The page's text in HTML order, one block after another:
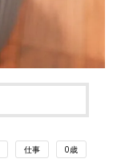
仕事 0歳